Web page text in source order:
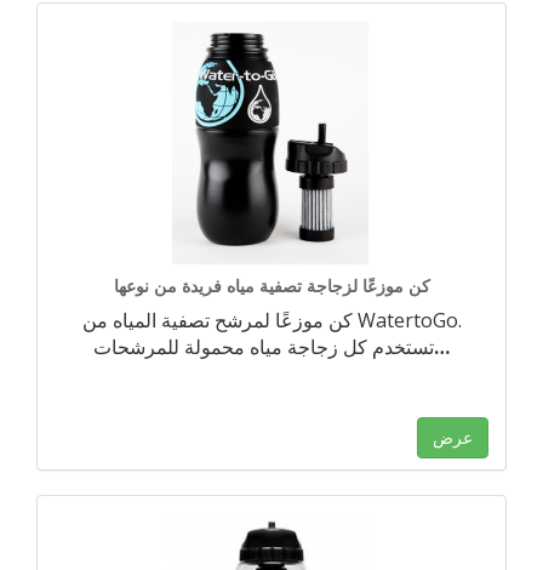
كن موزعًا لزجاجة تصفية مياه فريدة من نوعها
كن موزعًا لمرشح تصفية المياه من WatertoGo.
تستخدم كل زجاجة مياه محمولة للمرشحات…
عرض